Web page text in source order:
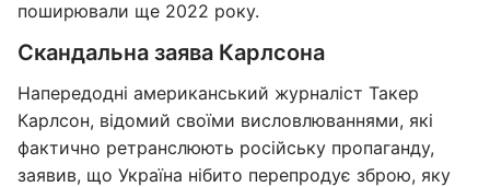
поширювали ще 2022 року.
Скандальна заява Карлсона
Напередодні американський журналіст Такер
Карлсон, відомий своїми висловлюваннями, які
фактично ретранслюють російську пропаганду,
заявив, що Україна нібито перепродує зброю, яку